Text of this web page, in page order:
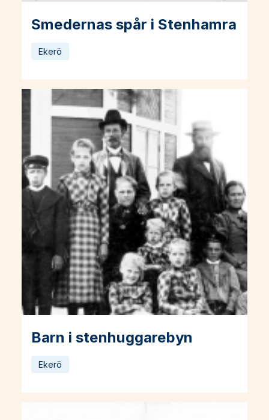
Smedernas spår i Stenhamra
Läs mer om Smedernas spår i Stenhamra
Ekerö
Barn i stenhuggarebyn
Läs mer om Barn i stenhuggarebyn
Ekerö